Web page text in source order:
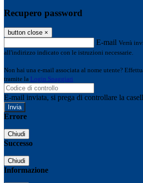
Recupero password
button close ×
E-mail Verrà
all'indirizzo indicato con le istruzioni necessarie.
Non hai una e-mail associata al nome utente?
tramite la Login Spaggiari
E-mail inviata, si prega di controllare la
Errore
Chiudi
Successo
Chiudi
Informazione